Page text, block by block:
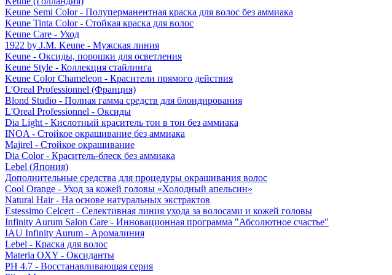
Keune Semi Color - Полуперманентная краска для волос без аммиака
Keune Tinta Color - Стойкая краска для волос
Keune Care - Уход
1922 by J.M. Keune - Мужская линия
Keune - Оксиды, порошки для осветления
Keune Style - Коллекция стайлинга
Keune Color Chameleon - Красители прямого действия
L'Oreal Professionnel (Франция)
Blond Studio - Полная гамма средств для блондирования
L'Oreal Professionnel - Оксиды
Dia Light - Кислотный краситель тон в тон без аммиака
INOA - Стойкое окрашивание без аммиака
Majirel - Стойкое окрашивание
Dia Color - Краситель-блеск без аммиака
Lebel (Япония)
Дополнительные средства для процедуры окрашивания волос
Cool Orange - Уход за кожей головы «Холодный апельсин»
Natural Hair - На основе натуральных экстрактов
Estessimo Celcert - Селективная линия ухода за волосами и кожей головы
Infinity Aurum Salon Care - Инновационная программа "Абсолютное счастье"
IAU Infinity Aurum - Аромалиния
Lebel - Краска для волос
Materia OXY - Оксиданты
PH 4.7 - Восстанавливающая серия